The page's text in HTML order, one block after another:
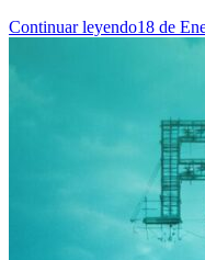
Continuar leyendo18 de